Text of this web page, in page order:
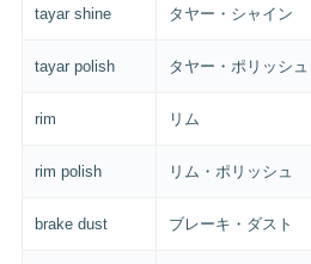
tayar shine タヤー・シャイン
tayar polish タヤー・ポリッシュ
rim リム
rim polish リム・ポリッシュ
brake dust ブレーキ・ダスト